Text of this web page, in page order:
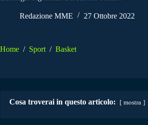
Redazione MME 27 Ottobre 2022
Home / Sport / Basket
Cosa troverai in questo articolo: mostra